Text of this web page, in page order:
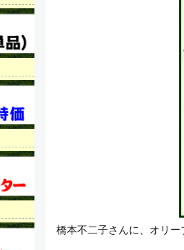
橋本不二子さんに、オリー